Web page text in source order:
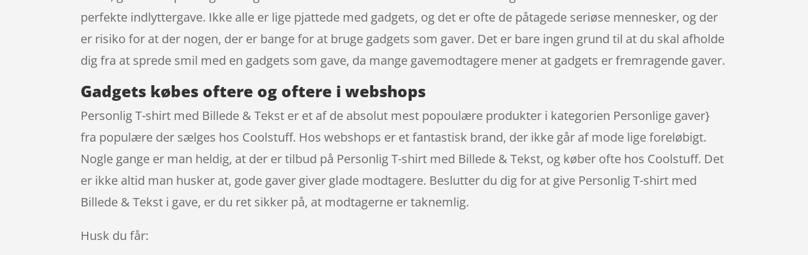
perfekte indlyttergave. Ikke alle er lige pjattede med gadgets, og det er ofte de påtagede seriøse mennesker, og der
er risiko for at der nogen, der er bange for at bruge gadgets som gaver. Det er bare ingen grund til at du skal afholde
dig fra at sprede smil med en gadgets som gave, da mange gavemodtagere mener at gadgets er fremragende gaver.
Gadgets købes oftere og oftere i webshops
Personlig T-shirt med Billede & Tekst er et af de absolut mest popoulære produkter i kategorien Personlige gaver}
fra populære der sælges hos Coolstuff. Hos webshops er et fantastisk brand, der ikke går af mode lige foreløbigt.
Nogle gange er man heldig, at der er tilbud på Personlig T-shirt med Billede & Tekst, og køber ofte hos Coolstuff. Det
er ikke altid man husker at, gode gaver giver glade modtagere. Beslutter du dig for at give Personlig T-shirt med
Billede & Tekst i gave, er du ret sikker på, at modtagerne er taknemlig.
Husk du får: